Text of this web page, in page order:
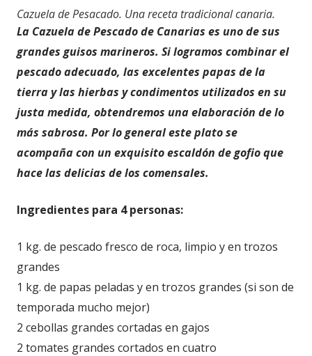
Cazuela de Pesacado. Una receta tradicional canaria.
La Cazuela de Pescado de Canarias es uno de sus
grandes guisos marineros. Si logramos combinar el
pescado adecuado, las excelentes papas de la
tierra y las hierbas y condimentos utilizados en su
justa medida, obtendremos una elaboración de lo
más sabrosa. Por lo general este plato se
acompaña con un exquisito escaldón de gofio que
hace las delicias de los comensales.
Ingredientes para 4 personas:
1 kg. de pescado fresco de roca, limpio y en trozos
grandes
1 kg. de papas peladas y en trozos grandes (si son de
temporada mucho mejor)
2 cebollas grandes cortadas en gajos
2 tomates grandes cortados en cuatro